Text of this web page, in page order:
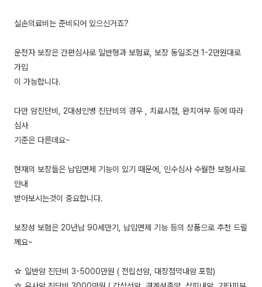
실손의료비는 준비되어 있으신거죠?
운전자 보장은 간편심사로 일반형과 보험료, 보장 동일조건 1-2만원대로
가입
이 가능합니다.
다만 암진단비, 2대성인병 진단비의 경우 , 치료시점, 완치여부 등에 따라
심사
기준은 다른데요~
현재의 보장들은 납입면제 기능이 있기 때문에, 인수심사 수월한 보험사로
안내
받아보시는것이 중요합니다.
보장성 보험은 20년납 90세만기, 납입면제 기능 등의 상품으로 추천 드릴
께요~
☆ 일반암 진단비 3-5000만원 ( 전립선암, 대장점막내암 포함)